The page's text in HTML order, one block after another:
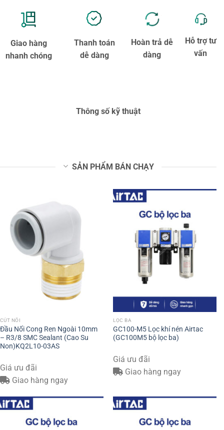
Giao hàng
nhanh chóng
Thanh toán
dễ dàng
Hoàn trả dễ
dàng
Hỗ trợ tư
vấn
Thông số kỹ thuật
SẢN PHẨM BÁN CHẠY
CÚT NỐI
Đầu Nối Cong Ren Ngoài 10mm
– R3/8 SMC Sealant (Cao Su
Non)KQ2L10-03AS
Giá ưu đãi
Giao hàng ngay
LỌC BA
GC100-M5 Lọc khí nén Airtac
(GC100M5 bộ lọc ba)
Giá ưu đãi
Giao hàng ngay